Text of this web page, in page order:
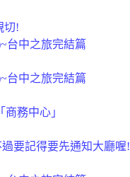
切!
務中心」
要記得要先通知大廳喔!